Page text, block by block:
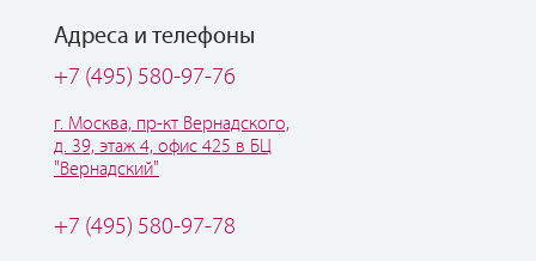
Адреса и телефоны
+7 (495) 580-97-76
г. Москва, пр-кт Вернадского,
д. 39, этаж 4, офис 425 в БЦ
"Вернадский"
+7 (495) 580-97-78